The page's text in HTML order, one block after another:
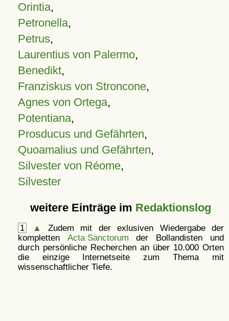
Orintia,
Petronella,
Petrus,
Laurentius von Palermo,
Benedikt,
Franziskus von Stroncone,
Agnes von Ortega,
Potentiana,
Prosducus und Gefährten,
Quoamalius und Gefährten,
Silvester von Réome,
Silvester
weitere Einträge im Redaktionslog
1 ▲
Zudem mit der exlusiven Wiedergabe der
kompletten Acta Sanctorum der Bollandisten und
durch persönliche Recherchen an über 10.000 Orten
die einzige Internetseite zum Thema mit
wissenschaftlicher Tiefe.